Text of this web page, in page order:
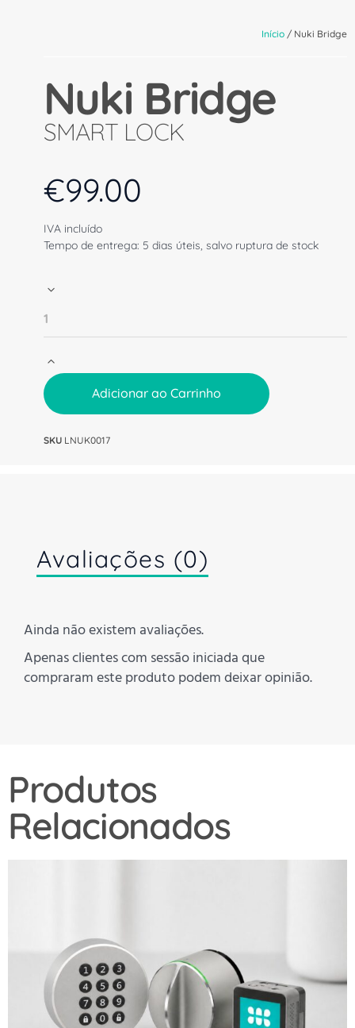
Início / Nuki Bridge
Nuki Bridge
SMART LOCK
€99.00
IVA incluído
Tempo de entrega: 5 dias úteis, salvo ruptura de stock
Adicionar ao Carrinho
SKU LNUK0017
Avaliações (0)
Ainda não existem avaliações.
Apenas clientes com sessão iniciada que
compraram este produto podem deixar opinião.
Produtos
Relacionados